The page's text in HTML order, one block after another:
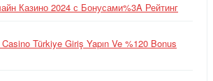
Казино 2024 с Бонусами%3A Рейтинг
Türkiye Giriş Yapın Ve %120 Bonus